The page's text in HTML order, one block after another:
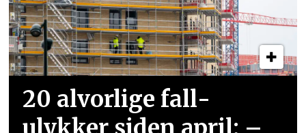
20 alvorlige fall­